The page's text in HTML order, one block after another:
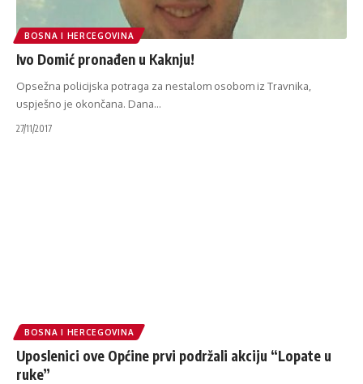
BOSNA I HERCEGOVINA
Ivo Domić pronađen u Kaknju!
Opsežna policijska potraga za nestalom osobom iz Travnika,
uspješno je okončana. Dana…
27/11/2017
BOSNA I HERCEGOVINA
Uposlenici ove Općine prvi podržali akciju “Lopate u
ruke”